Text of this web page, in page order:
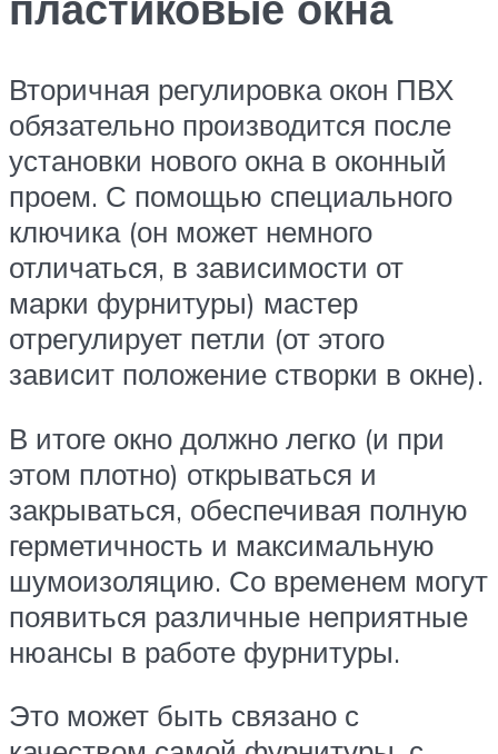
Вторичная регулировка окон ПВХ
обязательно производится после
установки нового окна в оконный
проем. С помощью специального
ключика (он может немного
отличаться, в зависимости от
марки фурнитуры) мастер
отрегулирует петли (от этого
зависит положение створки в окне).
В итоге окно должно легко (и при
этом плотно) открываться и
закрываться, обеспечивая полную
герметичность и максимальную
шумоизоляцию. Со временем могут
появиться различные неприятные
нюансы в работе фурнитуры.
Это может быть связано с